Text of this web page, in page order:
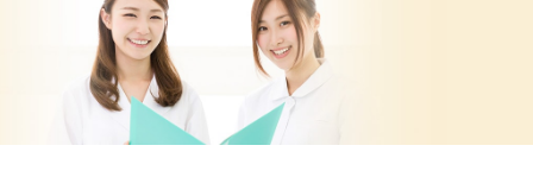
よくあるご質問 お問い合わせ